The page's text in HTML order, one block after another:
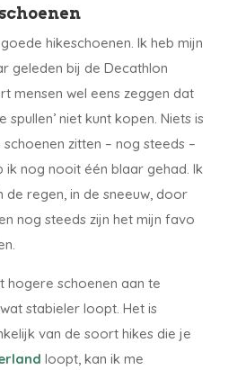
hikeschoenen. Ik heb mijn
geleden bij de Decathlon
mensen wel eens zeggen dat
spullen’ niet kunt kopen. Niets is
zitten – nog steeds –
ik nog nooit één blaar gehad. Ik
de regen, in de sneeuw, door
nog steeds zijn het mijn favo
hogere schoenen aan te
stabieler loopt. Het is
van de soort hikes die je
loopt, kan ik me